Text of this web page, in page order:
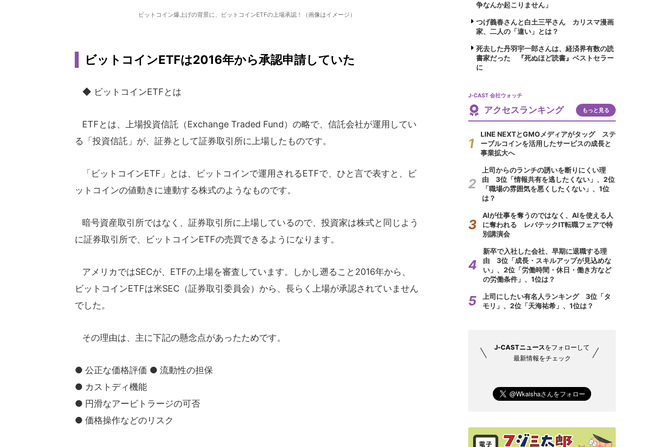
ビットコイン爆上げの背景に、ビットコインETFの上場承認！（画像はイメージ）
ビットコインETFは2016年から承認申請していた
◆ ビットコインETFとは
ETFとは、上場投資信託（Exchange Traded Fund）の略で、信託会社が運用してい
る「投資信託」が、証券として証券取引所に上場したものです。
「ビットコインETF」とは、ビットコインで運用されるETFで、ひと言で表すと、ビ
ットコインの値動きに連動する株式のようなものです。
暗号資産取引所ではなく、証券取引所に上場しているので、投資家は株式と同じよう
に証券取引所で、ビットコインETFの売買できるようになります。
アメリカではSECが、ETFの上場を審査しています。しかし遡ること2016年から、
ビットコインETFは米SEC（証券取引委員会）から、長らく上場が承認されていません
でした。
その理由は、主に下記の懸念点があったためです。
● 公正な価格評価 ● 流動性の担保
● カストディ機能
● 円滑なアービトラージの可否
● 価格操作などのリスク
争なんか起こりません」
つげ義春さんと白土三平さん カリスマ漫画
家、二人の「違い」とは？
死去した丹羽宇一郎さんは、経済界有数の読
書家だった 『死ぬほど読書』ベストセラー
に
J-CAST 会社ウォッチ
アクセスランキング もっと見る
LINE NEXTとGMOメディアがタッグ ステ
ーブルコインを活用したサービスの成長と
事業拡大へ
上司からのランチの誘いを断りにくい理
由 3位「情報共有を逃したくない」、2位
「職場の雰囲気を悪くしたくない」、1位
は？
AIが仕事を奪うのではなく、AIを使える人
に奪われる レバテックIT転職フェアで特
別講演会
新卒で入社した会社、早期に退職する理
由 3位「成長・スキルアップが見込めな
い」、2位「労働時間・休日・働き方など
の労働条件」、1位は？
上司にしたい有名人ランキング 3位「タ
モリ」、2位「天海祐希」、1位は？
J-CASTニュースをフォローして
最新情報をチェック